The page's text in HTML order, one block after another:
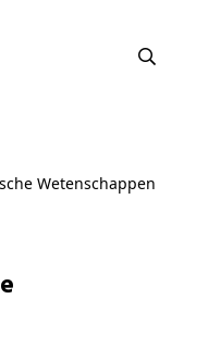
Wetenschappen